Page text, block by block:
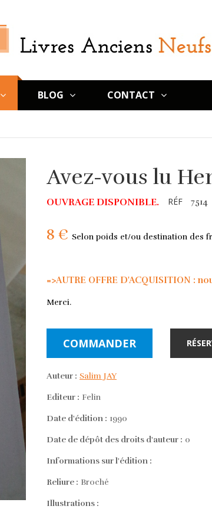
BLOG CONTACT
Avez-vous lu
OUVRAGE DISPONIBLE. RÉF 7514
8 € Selon poids et/ou destination des
=>AUTRE OFFRE D'ACQUISITION :
Merci.
COMMANDER
Auteur : Salim JAY
Editeur : Felin
Date d'édition : 1990
Date de dépôt des droits d'auteur : 0
Informations sur l'édition :
Reliure : Broché
Illustrations :